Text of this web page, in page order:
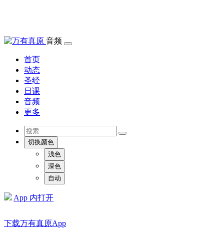
音频
首页
动态
圣经
日课
音频
更多
切换颜色
浅色
深色
自动
App 内打开
下载万有真原App